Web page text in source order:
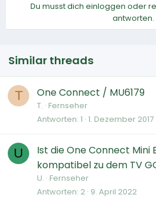
Du musst dich einloggen oder
antworten.
Similar threads
T One Connect / MU6179
T. Fernseher
Antworten 1 1. Dezember 2017
U
Ist die One Connect Mini
kompatibel zu dem TV
U. Fernseher
Antworten 2 9. April 2022